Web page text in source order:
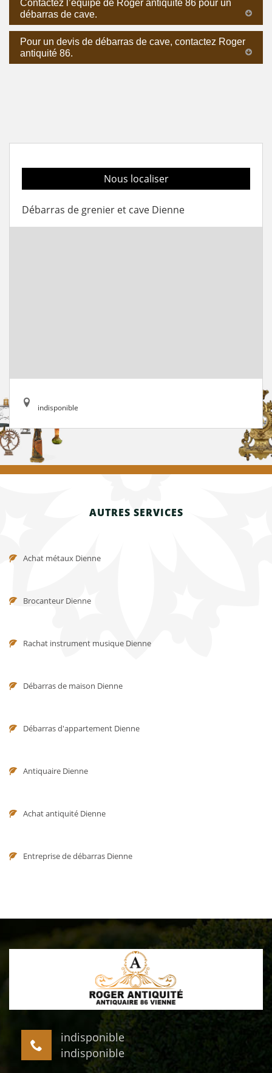
Contactez l’équipe de Roger antiquité 86 pour un
débarras de cave.
Pour un devis de débarras de cave, contactez Roger
antiquité 86.
Nous localiser
Débarras de grenier et cave Dienne
indisponible
AUTRES SERVICES
Achat métaux Dienne
Brocanteur Dienne
Rachat instrument musique Dienne
Débarras de maison Dienne
Débarras d'appartement Dienne
Antiquaire Dienne
Achat antiquité Dienne
Entreprise de débarras Dienne
indisponible
indisponible